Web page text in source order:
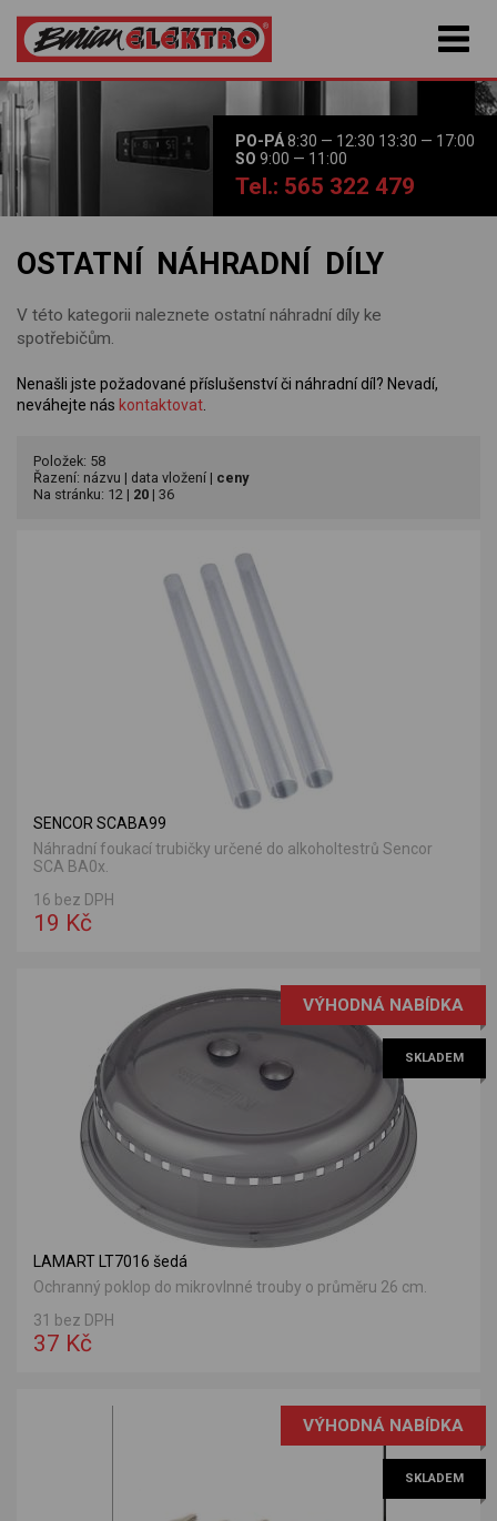
PO-PÁ8:30 — 12:30 13:30 — 17:00
SO 9:00 — 11:00
Tel.: 565 322 479
OSTATNÍ NÁHRADNÍ DÍLY
V této kategorii naleznete ostatní náhradní díly ke
spotřebičům.
Nenašli jste požadované příslušenství či náhradní díl? Nevadí,
neváhejte nás kontaktovat
Položek: 58
Řazení: názvu | data vložení | ceny
Na stránku: 12 | 20 | 36
SENCOR SCABA99
Náhradní foukací trubičky určené do alkoholtestrů Sencor
SCA BA0x.
16 bez DPH
19 Kč
VÝHODNÁ NABÍDKA
SKLADEM
LAMART LT7016 šedá
Ochranný poklop do mikrovlnné trouby o průměru 26 cm.
31 bez DPH
37 Kč
VÝHODNÁ NABÍDKA
SKLADEM